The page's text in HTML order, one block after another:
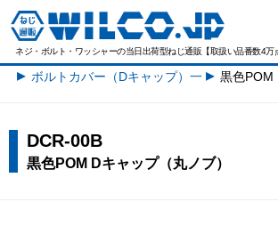
ネジ・ボルト・ワッシャーの当日出荷型ねじ通販【取扱い品番数4万
ボルトカバー（Dキャップ）一覧 黒色POM
DCR-00B
黒色POM Dキャップ（丸ノブ）